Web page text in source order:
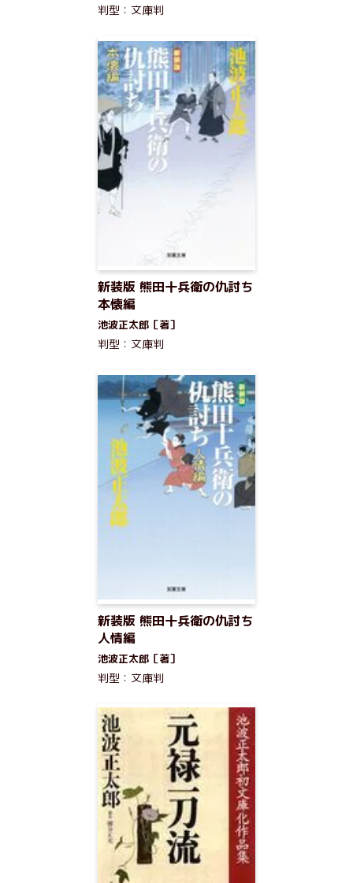
判型：文庫判
新装版 熊田十兵衛の仇討ち
本懐編
池波正太郎［著］
判型：文庫判
新装版 熊田十兵衛の仇討ち
人情編
池波正太郎［著］
判型：文庫判